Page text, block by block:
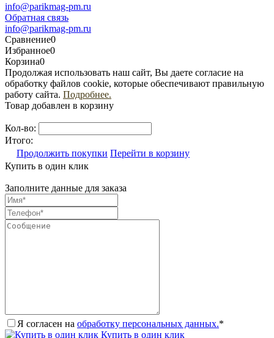
info@parikmag-pm.ru
Обратная связь
info@parikmag-pm.ru
Сравнение0
Избранное0
Корзина0
Продолжая использовать наш сайт, Вы даете согласие на
обработку файлов cookie, которые обеспечивают правильную
работу сайта. Подробнее.
Товар добавлен в корзину
Кол-во:
Итого:
Продолжить покупки Перейти в корзину
Купить в один клик
Заполните данные для заказа
Я согласен на обработку персональных данных.*
Купить в один клик